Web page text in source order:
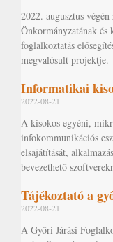
2022. augusztus
Önkormányzatának
foglalkoztatás
megvalósult projektje.
Informatikai
2022-08-21
A kisokos egyéni,
infokommunikációs
elsajátítását,
bevezethető
Tájékoztató a
2022-08-21
A Győri Járási